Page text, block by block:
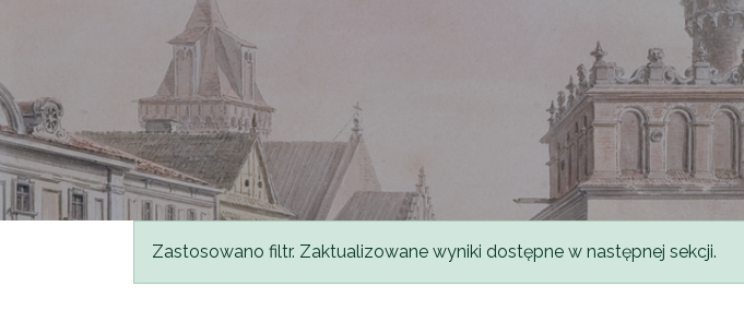
Komunikat
Zastosowano filtr. Zaktualizowane wyniki dostępne w następnej sekcji.